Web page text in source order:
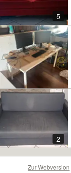
5
2
Zur Webversion